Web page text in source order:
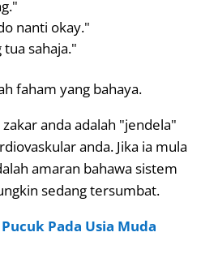
nanti okay."
sahaja."
faham yang bahaya.
anda adalah "jendela"
anda. Jika ia mula
amaran bahawa sistem
sedang tersumbat.
Pada Usia Muda